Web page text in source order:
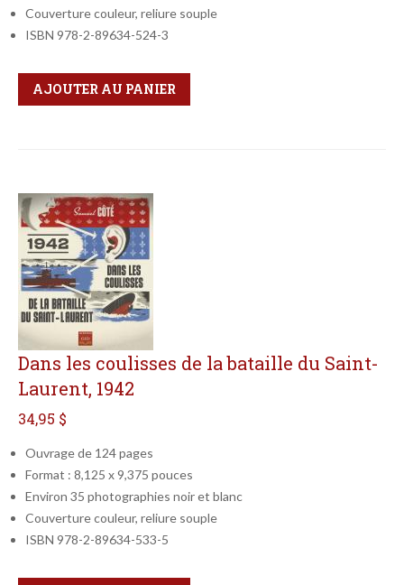
Couverture couleur, reliure souple
ISBN 978-2-89634-524-3
Qté
Format
AJOUTER AU PANIER
Dans les coulisses de la bataille du Saint-
Laurent, 1942
34,95 $
Ouvrage de 124 pages
Format : 8,125 x 9,375 pouces
Environ 35 photographies noir et blanc
Couverture couleur, reliure souple
ISBN 978-2-89634-533-5